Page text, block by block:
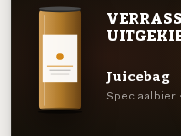
Juicebag
Speciaalbier